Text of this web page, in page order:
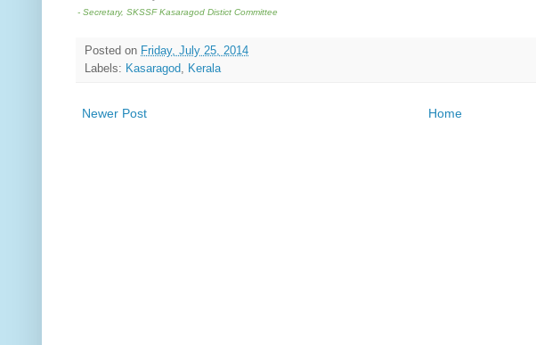
- Secretary, SKSSF Kasaragod Distict Committee
Posted on Friday, July 25, 2014
Labels: Kasaragod Kerala
Newer Post Home